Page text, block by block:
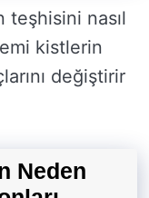
teşhisini nasıl
kistlerin
değiştirir
Neden